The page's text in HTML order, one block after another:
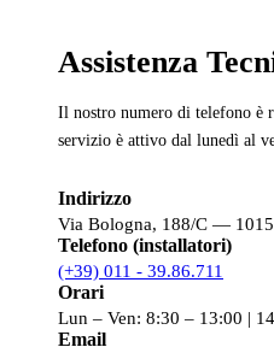
Assistenza
Il nostro numero di telefono è
servizio è attivo dal lunedì al
Indirizzo
Via Bologna, 188/C —
Telefono (installatori)
(+39) 011 - 39.86.711
Orari
Lun – Ven: 8:30 – 13:00 |
Email